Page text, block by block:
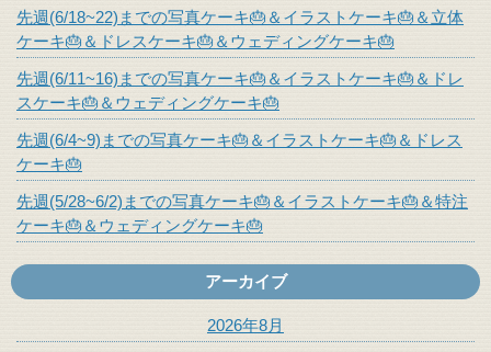
先週(6/18~22)までの写真ケーキ🎂＆イラストケーキ🎂＆立体
ケーキ🎂＆ドレスケーキ🎂＆ウェディングケーキ🎂
先週(6/11~16)までの写真ケーキ🎂＆イラストケーキ🎂＆ドレ
スケーキ🎂＆ウェディングケーキ🎂
先週(6/4~9)までの写真ケーキ🎂＆イラストケーキ🎂＆ドレス
ケーキ🎂
先週(5/28~6/2)までの写真ケーキ🎂＆イラストケーキ🎂＆特注
ケーキ🎂＆ウェディングケーキ🎂
アーカイブ
2026年8月